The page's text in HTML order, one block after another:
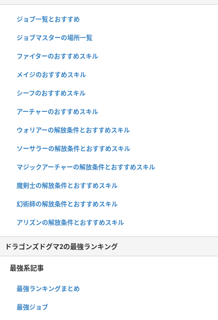
ジョブ一覧とおすすめ
ジョブマスターの場所一覧
ファイターのおすすめスキル
メイジのおすすめスキル
シーフのおすすめスキル
アーチャーのおすすめスキル
ウォリアーの解放条件とおすすめスキル
ソーサラーの解放条件とおすすめスキル
マジックアーチャーの解放条件とおすすめスキル
魔剣士の解放条件とおすすめスキル
幻術師の解放条件とおすすめスキル
アリズンの解放条件とおすすめスキル
ドラゴンズドグマ2の最強ランキング
最強系記事
最強ランキングまとめ
最強ジョブ